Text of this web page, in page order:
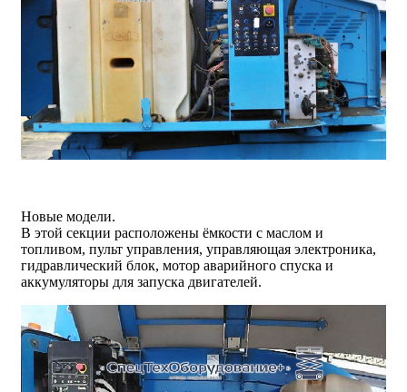
Новые модели.
В этой секции расположены ёмкости с маслом и
топливом, пульт управления, управляющая электроника,
гидравлический блок, мотор аварийного спуска и
аккумуляторы для запуска двигателей.